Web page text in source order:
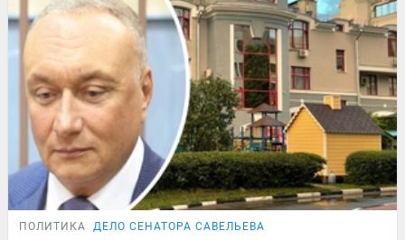
ПОЛИТИКА ДЕЛО СЕНАТОРА САВЕЛЬЕВА